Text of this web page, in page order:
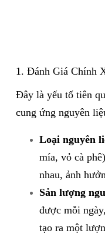
1. Đánh Giá Chính
Đây là yếu tố tiên
cung ứng nguyên
Loại nguyên
mía, vỏ cà
nhau, ảnh
Sản lượng
được mỗi
tạo ra một